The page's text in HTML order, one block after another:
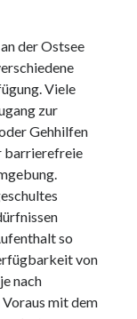
der Ostsee
Viele
zur
Gehhilfen
barrierefreie
so
von
nach
Voraus mit dem